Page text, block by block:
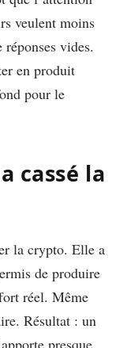
veulent moins
vides.
en produit
pour le
cassé la
la crypto. Elle a
de produire
réel. Même
Résultat : un